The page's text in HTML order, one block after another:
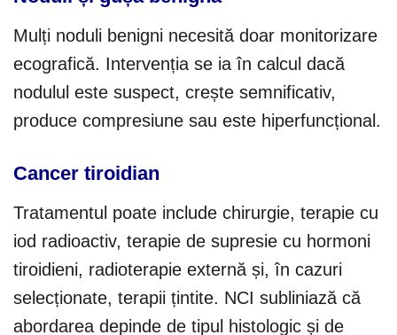
Mulți noduli benigni necesită doar monitorizare
ecografică. Intervenția se ia în calcul dacă
nodulul este suspect, crește semnificativ,
produce compresiune sau este hiperfuncțional.
Cancer tiroidian
Tratamentul poate include chirurgie, terapie cu
iod radioactiv, terapie de supresie cu hormoni
tiroidieni, radioterapie externă și, în cazuri
selecționate, terapii țintite. NCI subliniază că
abordarea depinde de tipul histologic și de